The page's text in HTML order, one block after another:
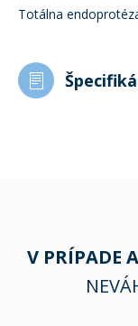
Totálna
V PRÍPADE